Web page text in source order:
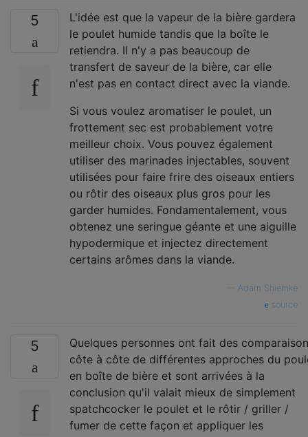
5
L'idée est que la vapeur de la bière gardera
le poulet humide tandis que la boîte le
retiendra. Il n'y a pas beaucoup de
transfert de saveur de la bière, car elle
n'est pas en contact direct avec la viande.
Si vous voulez aromatiser le poulet, un
frottement sec est probablement votre
meilleur choix. Vous pouvez également
utiliser des marinades injectables, souvent
utilisées pour faire frire des oiseaux entiers
ou rôtir des oiseaux plus gros pour les
garder humides. Fondamentalement, vous
obtenez une seringue géante et une aiguille
hypodermique et injectez directement
certains arômes dans la viande.
Adam Shiemke
source
5
Quelques personnes ont fait des
côte à côte de différentes approches du
en boîte de bière et sont arrivées à la
conclusion qu'il valait mieux de simplement
spatchcocker le poulet et le rôtir / griller /
fumer de cette façon et appliquer les